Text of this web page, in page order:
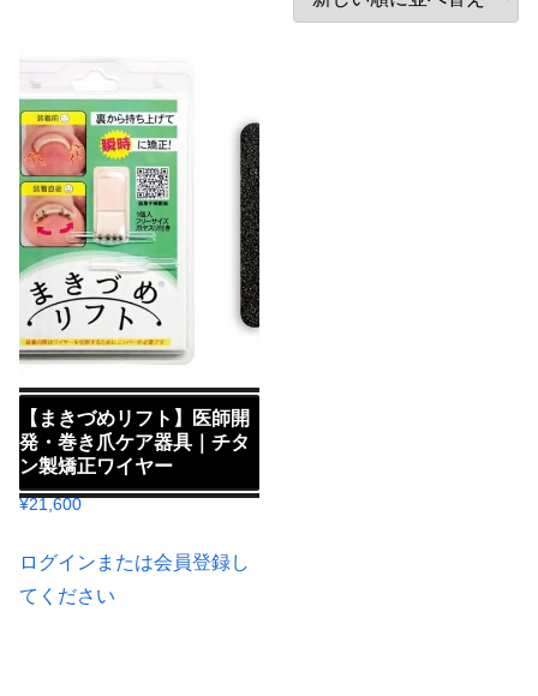
【まきづめリフト】医師開
発・巻き爪ケア器具｜チタ
ン製矯正ワイヤー
¥21,600
ログインまたは会員登録し
てください